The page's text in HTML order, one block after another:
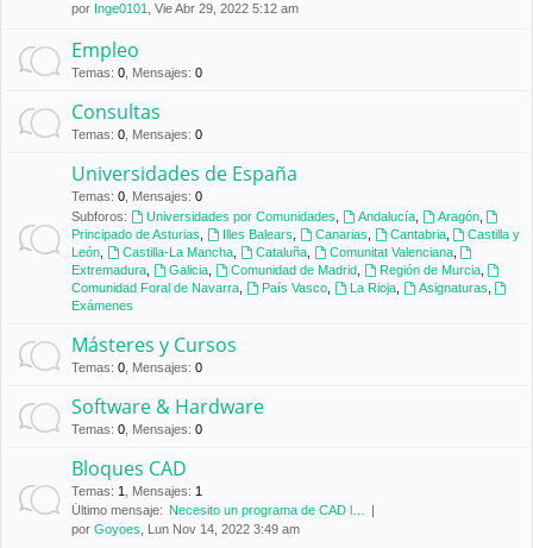
por Inge0101 , Vie Abr 29, 2022 5:12 am
Empleo
Temas: 0 Mensajes: 0
Consultas
Temas: 0 Mensajes: 0
Universidades de España
Temas: 0 Mensajes: 0
Subforos:
Universidades por Comunidades Andalucía, Aragón,
Principado de Asturias
Illes Balears Canarias Cantabria,
Castilla y
León
Castilla-La Mancha, Cataluña, Comunitat Valenciana,
Extremadura
Galicia, Comunidad de Madrid, Región de Murcia,
Comunidad Foral de Navarra
País Vasco, La Rioja, Asignaturas
Exámenes
Másteres y Cursos
Temas: 0 Mensajes: 0
Software & Hardware
Temas: 0 Mensajes: 0
Bloques CAD
Temas: 1 Mensajes: 1
Último mensaje: Necesito un programa de CAD l…
por Goyoes , Lun Nov 14, 2022 3:49 am